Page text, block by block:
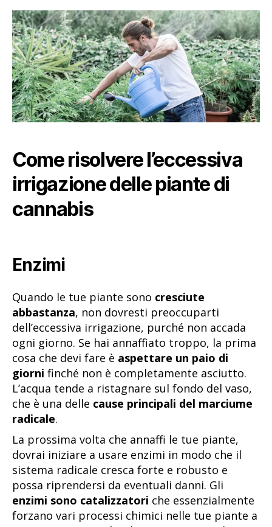
Come risolvere l’eccessiva
irrigazione delle piante di
cannabis
Enzimi
Quando le tue piante sono cresciute
abbastanza, non dovresti preoccuparti
dell’eccessiva irrigazione, purché non accada
ogni giorno. Se hai annaffiato troppo, la prima
cosa che devi fare è aspettare un paio di
giorni finché non è completamente asciutto.
L’acqua tende a ristagnare sul fondo del vaso,
che è una delle cause principali del marciume
radicale.
La prossima volta che annaffi le tue piante,
dovrai iniziare a usare enzimi in modo che il
sistema radicale cresca forte e robusto e
possa riprendersi da eventuali danni. Gli
enzimi sono catalizzatori che essenzialmente
forzano vari processi chimici nelle tue piante a